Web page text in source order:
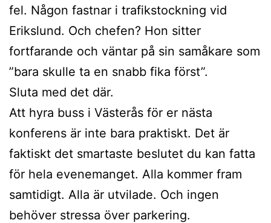
fel. Någon fastnar i trafikstockning vid
Erikslund. Och chefen? Hon sitter
fortfarande och väntar på sin samåkare som
”bara skulle ta en snabb fika först”.
Sluta med det där.
Att hyra buss i Västerås för er nästa
konferens är inte bara praktiskt. Det är
faktiskt det smartaste beslutet du kan fatta
för hela evenemanget. Alla kommer fram
samtidigt. Alla är utvilade. Och ingen
behöver stressa över parkering.